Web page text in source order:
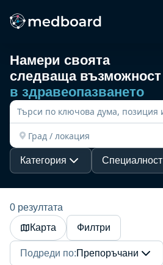
НАЧАЛО
РАБОТА
КАРТА
ВИДЕО
Намери своята
следваща възможност
в здравеопазването
Категория Специалност
0 резултата
Карта
Филтри
Подреди по:Препоръчани